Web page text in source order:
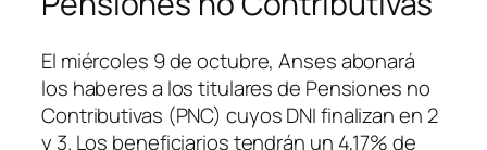
El miércoles 9 de octubre, Anses abonará
los haberes a los titulares de Pensiones no
Contributivas (PNC) cuyos DNI finalizan en 2
y 3. Los beneficiarios tendrán un 4,17% de